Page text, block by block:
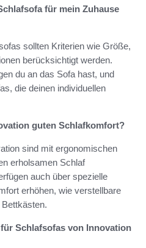
für mein Zuhause
sollten Kriterien wie Größe,
berücksichtigt werden.
du an das Sofa hast, und
die deinen individuellen
guten Schlafkomfort?
sind mit ergonomischen
erholsamen Schlaf
auch über spezielle
erhöhen, wie verstellbare
Schlafsofas von Innovation